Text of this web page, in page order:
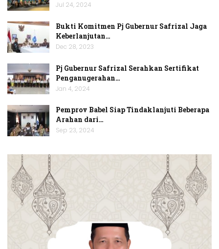
Jul 24, 2024
Bukti Komitmen Pj Gubernur Safrizal Jaga
Keberlanjutan…
Dec 28, 2023
Pj Gubernur Safrizal Serahkan Sertifikat
Penganugerahan…
Jan 4, 2024
Pemprov Babel Siap Tindaklanjuti Beberapa
Arahan dari…
Sep 23, 2024